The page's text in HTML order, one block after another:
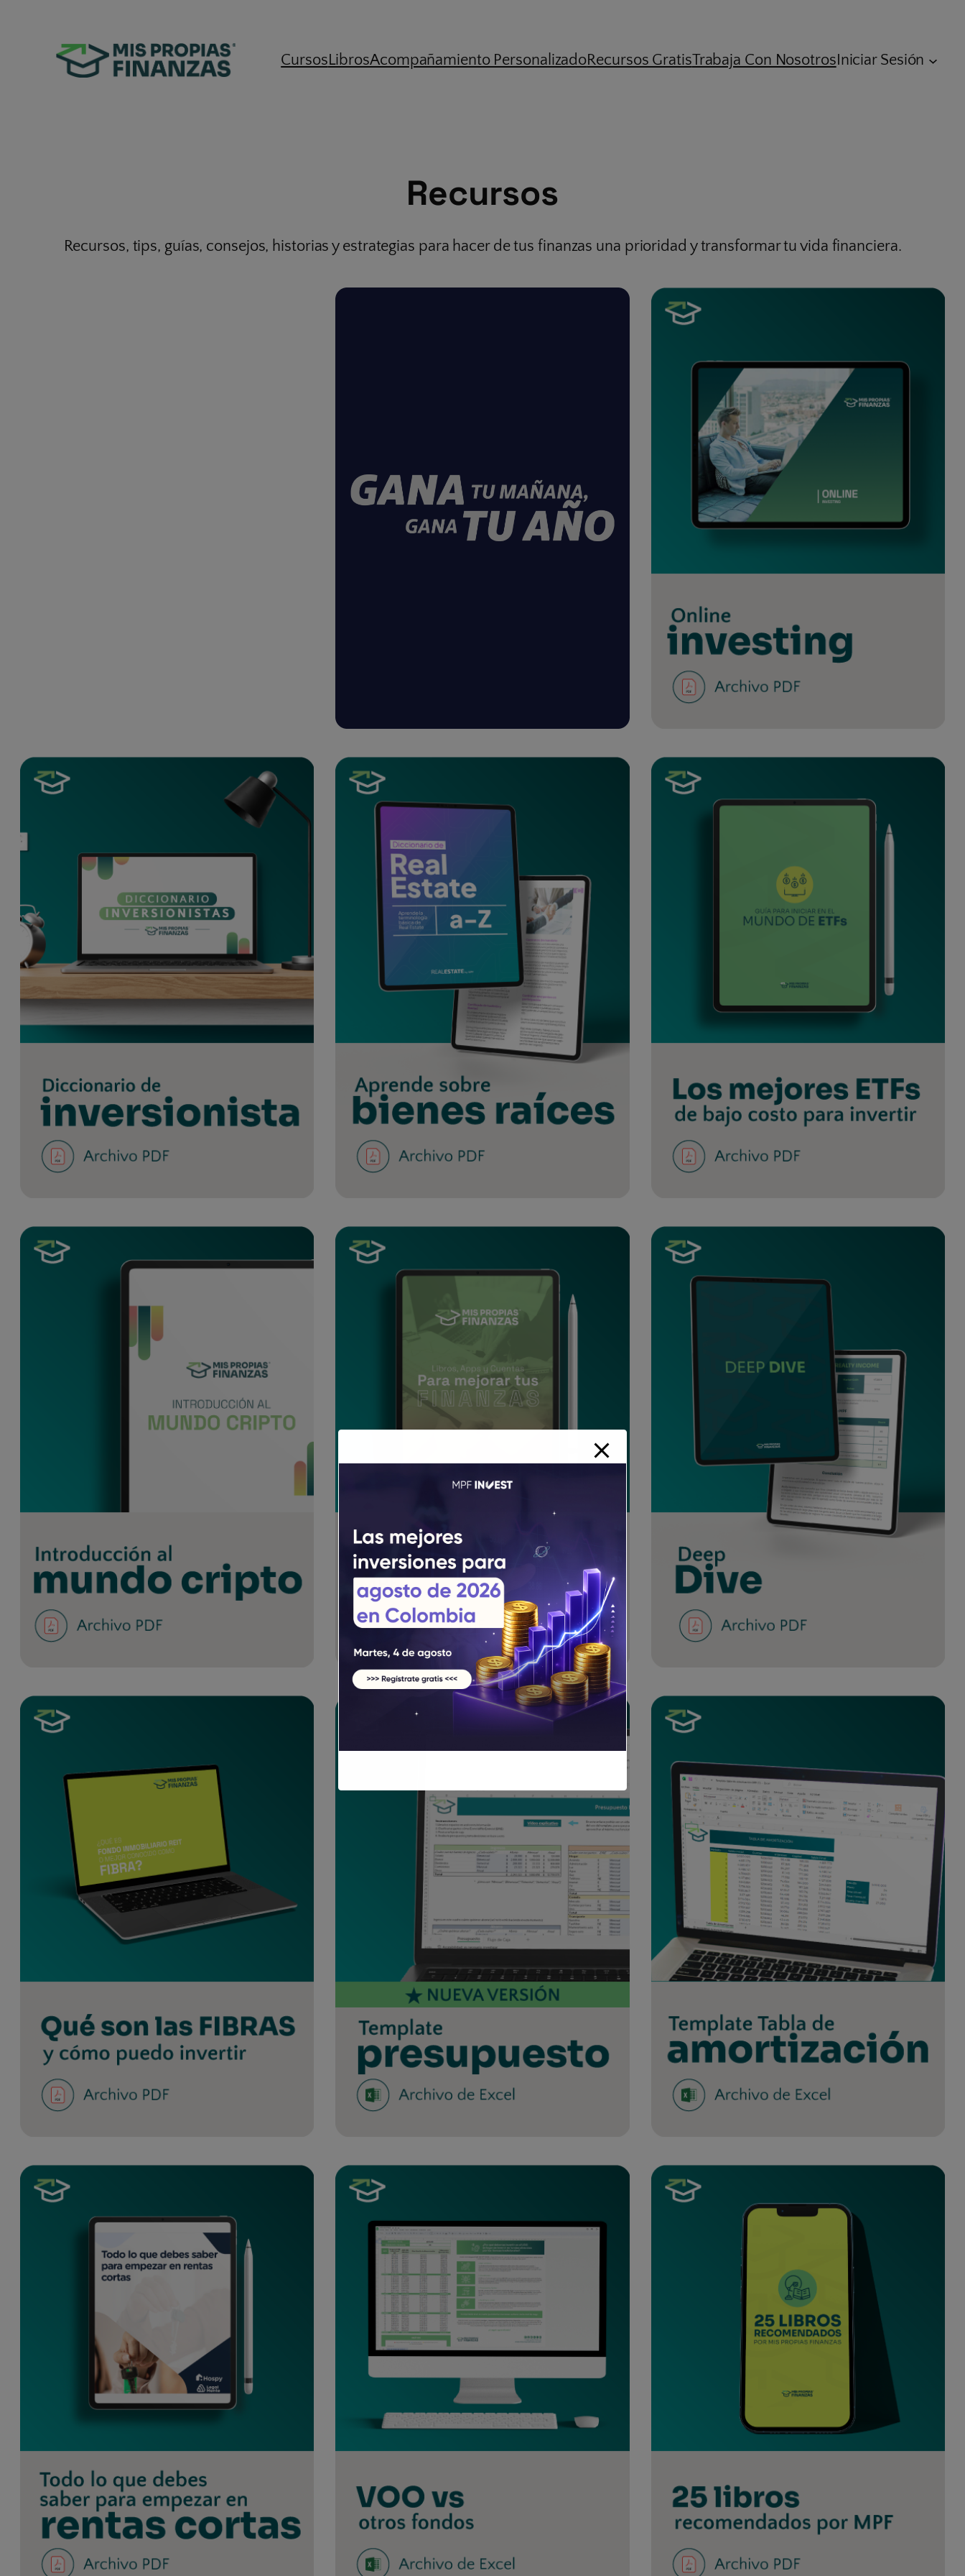
CursosLibrosAcompañamiento PersonalizadoRecursos GratisTrabaja Con NosotrosIniciar Sesión
Recursos
Recursos, tips, guías, consejos, historias y estrategias para hacer de tus finanzas una prioridad y transformar tu vida financiera.